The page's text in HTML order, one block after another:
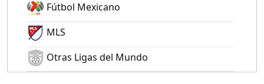
Fútbol Mexicano
MLS
Otras Ligas del Mundo